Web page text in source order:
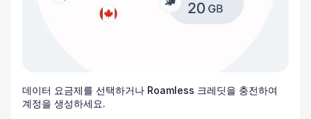
데이터 요금제를 선택하거나 Roamless 크레딧을 충전하여
계정을 생성하세요.